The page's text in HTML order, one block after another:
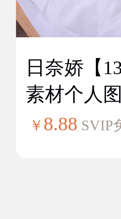
日奈娇【
素材个人
￥ 8.88 SVIP